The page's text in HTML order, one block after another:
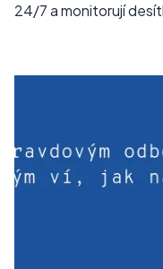
24/7 a monitorují